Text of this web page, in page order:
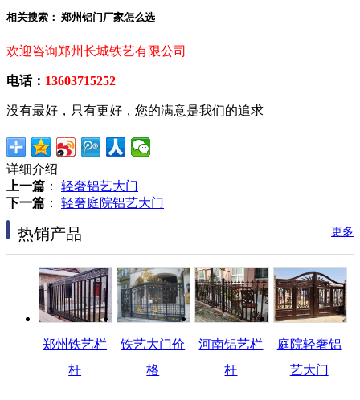
相关搜索： 郑州铝门厂家怎么选
欢迎咨询郑州长城铁艺有限公司
电话： 13603715252
没有最好，只有更好，您的满意是我们的追求
详细介绍
上一篇 ： 轻奢铝艺大门
下一篇 ： 轻奢庭院铝艺大门
更多
热销产品
郑州铁艺栏
杆
铁艺大门价
格
河南铝艺栏
杆
庭院轻奢铝
艺大门